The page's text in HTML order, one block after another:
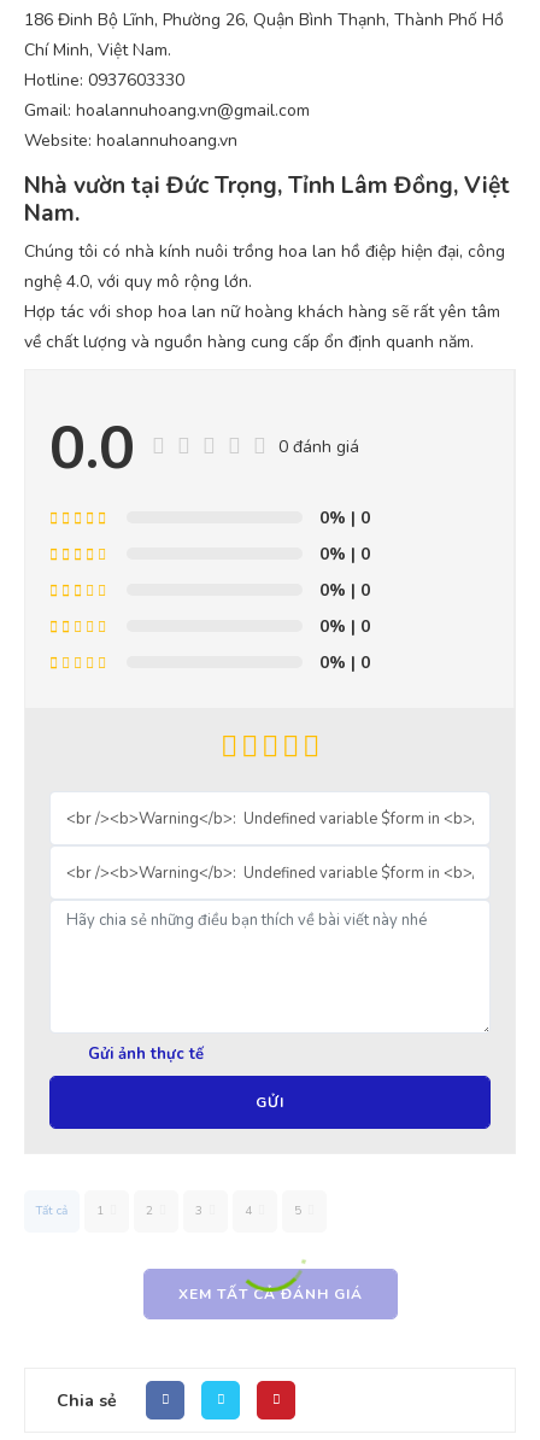
186 Đinh Bộ Lĩnh, Phường 26, Quận Bình Thạnh, Thành Phố Hồ
Chí Minh, Việt Nam.
Hotline: 0937603330
Gmail: hoalannuhoang.vn@gmail.com
Website: hoalannuhoang.vn
Nhà vườn tại Đức Trọng, Tỉnh Lâm Đồng, Việt
Nam.
Chúng tôi có nhà kính nuôi trồng hoa lan hồ điệp hiện đại, công
nghệ 4.0, với quy mô rộng lớn.
Hợp tác với shop hoa lan nữ hoàng khách hàng sẽ rất yên tâm
về chất lượng và nguồn hàng cung cấp ổn định quanh năm.
0.0 0 đánh giá
0% | 0
0% | 0
0% | 0
0% | 0
0% | 0
Gửi ảnh thực tế
GỬI
Tất cả 1 2 3 4 5
XEM TẤT CẢ ĐÁNH GIÁ
Chia sẻ